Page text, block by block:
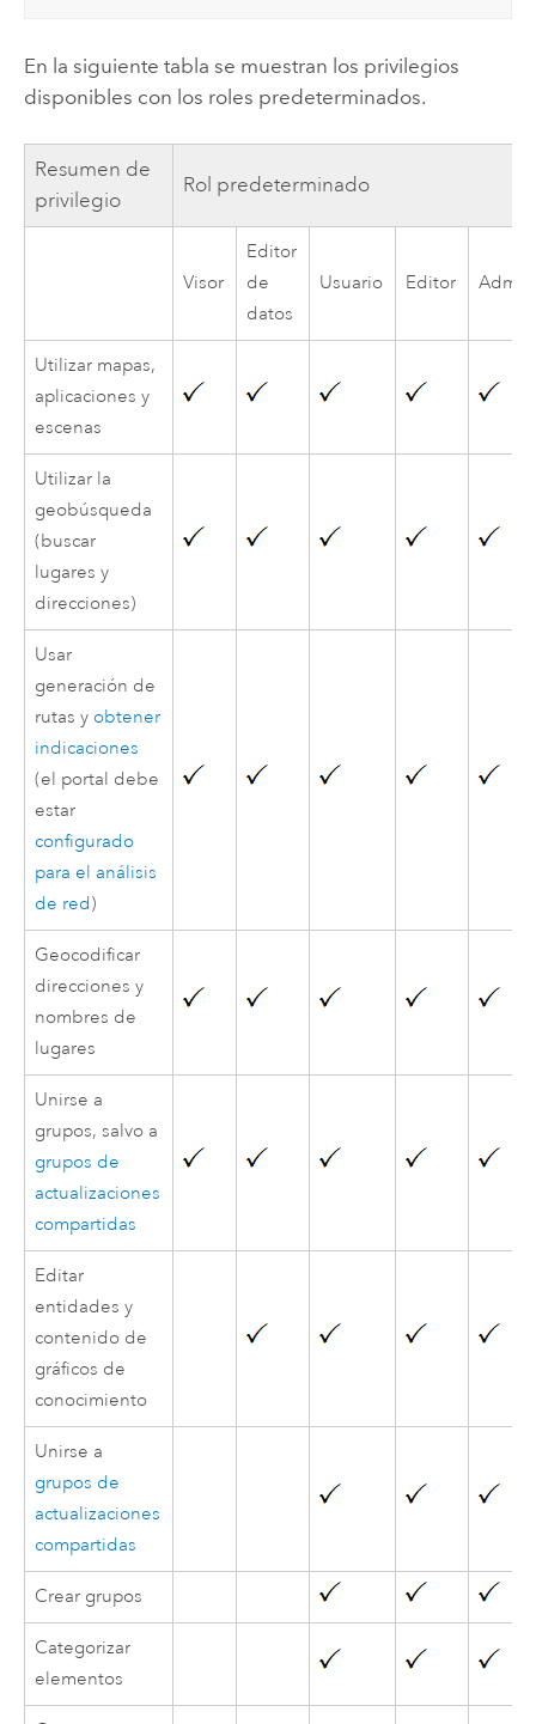
En la siguiente tabla se muestran los privilegios
disponibles con los roles predeterminados.
Resumen de
privilegio
Rol predeterminado
Visor
Editor
de
datos
Usuario Editor
Utilizar mapas,
aplicaciones y
escenas
Utilizar la
geobúsqueda
(buscar
lugares y
direcciones)
Usar
generación de
rutas y obtener
indicaciones
(el portal debe
estar
configurado
para el análisis
de red)
Geocodificar
direcciones y
nombres de
lugares
Unirse a
grupos, salvo a
grupos de
actualizaciones
compartidas
Editar
entidades y
contenido de
gráficos de
conocimiento
Unirse a
grupos de
actualizaciones
compartidas
Crear grupos
Categorizar
elementos